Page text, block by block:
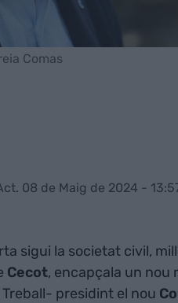
Comas
08 de Maig de 2024 -
sigui la societat civil,
Cecot, encapçala un
presidint el nou